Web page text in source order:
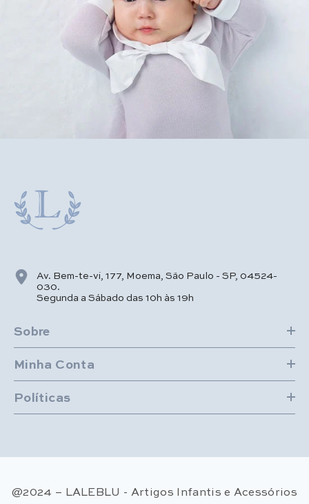
Av. Bem-te-vi, 177, Moema, São Paulo - SP, 04524-
030.
Segunda a Sábado das 10h às 19h
Sobre
Minha Conta
Políticas
@2024 – LALEBLU - Artigos Infantis e Acessórios